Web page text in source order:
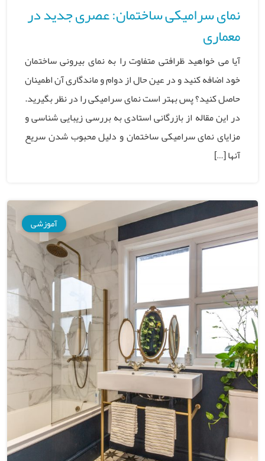
نمای سرامیکی ساختمان: عصری جدید در
معماری
آیا می خواهید ظرافتی متفاوت را به نمای بیرونی ساختمان
خود اضافه کنید و در عین حال از دوام و ماندگاری آن اطمینان
حاصل کنید؟ پس بهتر است نمای سرامیکی را در نظر بگیرید.
در این مقاله از بازرگانی استادی به بررسی زیبایی شناسی و
مزایای نمای سرامیکی ساختمان و دلیل محبوب شدن سریع
آنها […]
آموزشی